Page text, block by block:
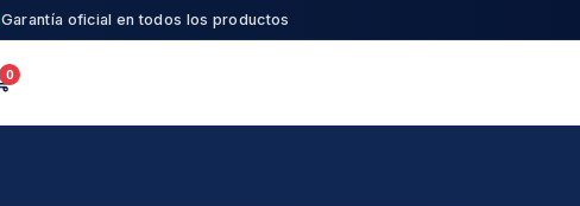
Garantía oficial en todos los productos
0